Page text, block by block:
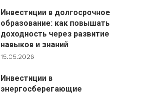
Инвестиции в долгосрочное
образование: как повышать
доходность через развитие
навыков и знаний
15.05.2026
Инвестиции в
энергосберегающие